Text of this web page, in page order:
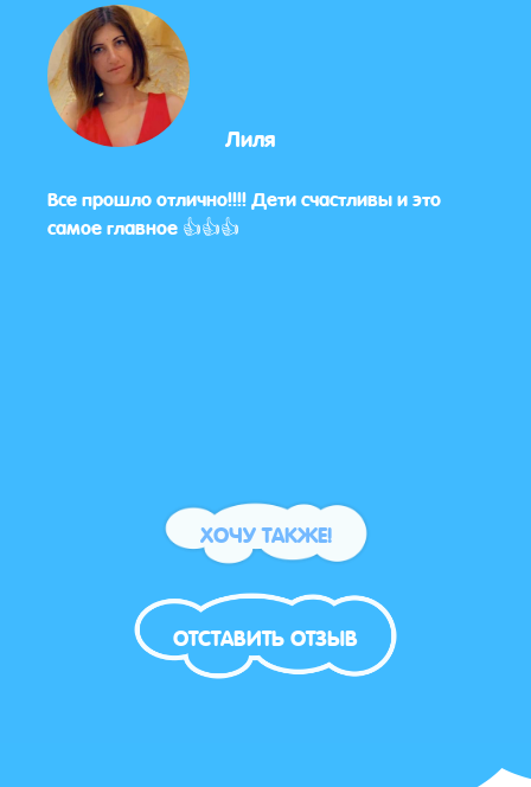
Лиля
Все прошло отлично!!!! Дети счастливы и это
самое главное 👍👍👍
ХОЧУ ТАКЖЕ!
ОТСТАВИТЬ ОТЗЫВ